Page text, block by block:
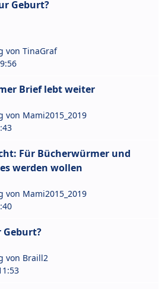
Geburt?
von TinaGraf
Brief lebt weiter
von Mami2015_2019
Für Bücherwürmer und
werden wollen
von Mami2015_2019
Geburt?
von Braill2